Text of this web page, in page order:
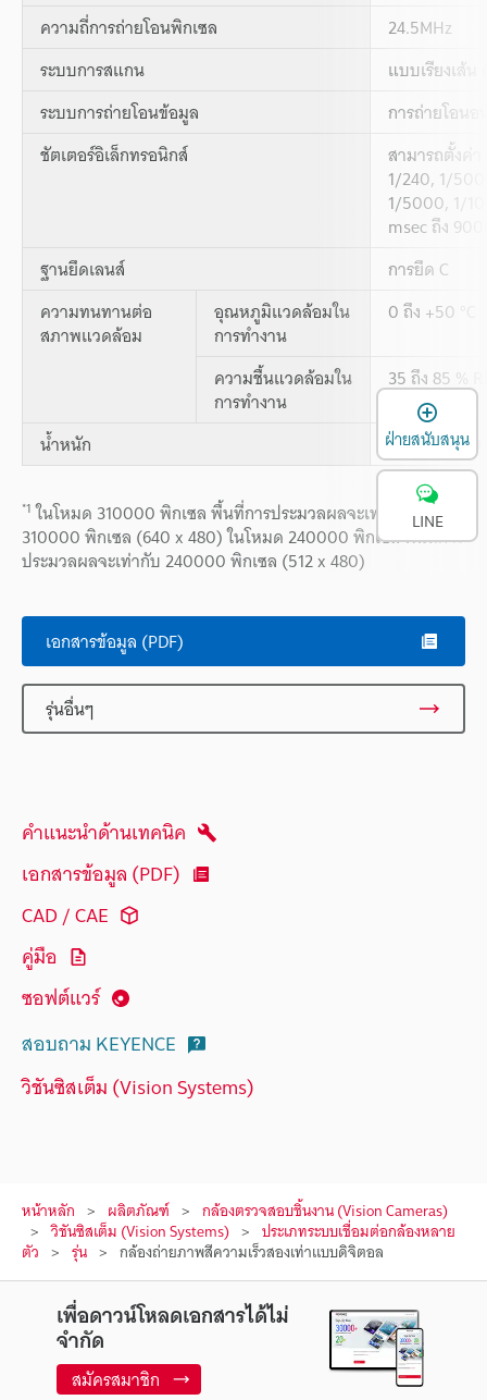
ความถี่การถ่ายโอนพิกเซล
24.5MHz
ระบบการสแกน
แบบเรียงเส้น
ระบบการถ่ายโอนข้อมูล
การถ่ายโอน
ชัตเตอร์อิเล็กทรอนิกส์
สามารถตั้งค่
1/240, 1/
1/5000, 1/
msec ถึง
ฐานยึดเลนส์
การยึด C
ความทนทานต่อ
สภาพแวดล้อม
อุณหภูมิแวดล้อมใน
การทำงาน
0 ถึง +50 °C
ความชื้นแวดล้อมใน
การทำงาน
35 ถึง 85 %
น้ำหนัก ประมาณ 100
*1ในโหมด 310000 พิกเซล พื้นที่การประมวลผลจะเท่ากับ
310000 พิกเซล (640 x 480) ในโหมด 240000 พิกเซล พื้นที่การ
ประมวลผลจะเท่ากับ 240000 พิกเซล (512 x 480)
เอกสารข้อมูล (PDF)
รุ่นอื่นๆ
คำแนะนำด้านเทคนิค
เอกสารข้อมูล (PDF)
CAD / CAE
คู่มือ
ซอฟต์แวร์
สอบถาม KEYENCE
วิชันซิสเต็ม (Vision Systems)
หน้าหลัก ผลิตภัณฑ์ กล้องตรวจสอบชิ้นงาน (Vision Cameras)
วิชันซิสเต็ม (Vision Systems) ประเภทระบบเชื่อมต่อกล้องหลาย
ตัว รุ่น กล้องถ่ายภาพสีความเร็วสองเท่าแบบดิจิตอล
เพื่อดาวน์โหลดเอกสารได้ไม่
จำกัด
สมัครสมาชิก
ฝ่ายสนับสนุน
LINE